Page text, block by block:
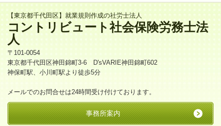
【東京都千代田区】就業規則作成の社労士法人
コントリビュート社会保険労務士法
人
〒101-0054
東京都千代田区神田錦町3-6 D'sVARIE神田錦町602
神保町駅、小川町駅より徒歩5分
メールでのお問合せは24時間受け付けております。
事務所案内